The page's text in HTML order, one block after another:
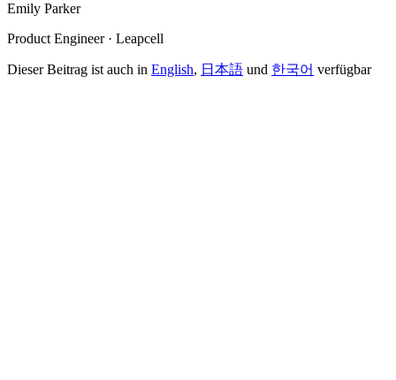
Emily Parker
Product Engineer · Leapcell
Dieser Beitrag ist auch in English, 日本語 und 한국어 verfügbar